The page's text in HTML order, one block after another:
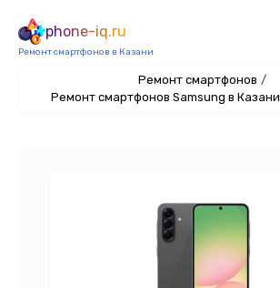
phone-iq.ru
Ремонт смартфонов в Казани
Ремонт смартфонов /
Ремонт смартфонов Samsung в Казани